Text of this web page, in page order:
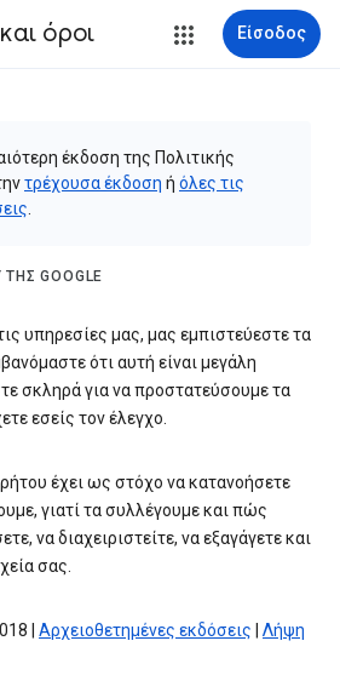
όροι Είσοδος
έκδοση της Πολιτικής
τρέχουσα έκδοση ή όλες τις
GOOGLE
υπηρεσίες μας, μας εμπιστεύεστε τα
ότι αυτή είναι μεγάλη
σκληρά για να προστατεύσουμε τα
εσείς τον έλεγχο.
έχει ως στόχο να κατανοήσετε
γιατί τα συλλέγουμε και πώς
να διαχειριστείτε, να εξαγάγετε και
σας.
| Αρχειοθετημένες εκδόσεις
Λήψη